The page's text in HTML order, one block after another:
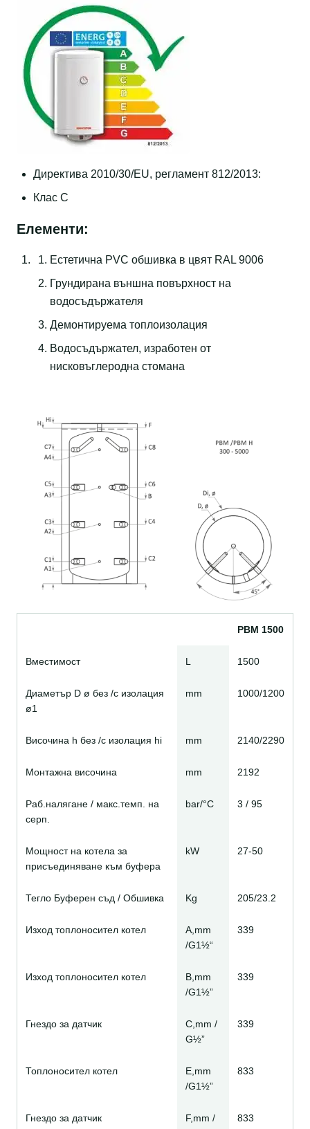
Директива 2010/30/EU, регламент 812/2013:
Клас C
Елементи:
Eстетична PVC обшивка в цвят RAL 9006
Грундирана външна повърхност на
водосъдържателя
Демонтируема топлоизолация
Водосъдържател, изработен от
нисковъглеродна стомана
PBM 1500
Вместимост L 1500
Диаметър D ø без /с изолация
ø1
mm 1000/1200
Височина h без /с изолация hi mm 2140/2290
Монтажна височина mm 2192
Раб.налягане / макс.темп. на
серп.
bar/°C 3 / 95
Мощност на котела за
присъединяване към буфера
kW 27-50
Тегло Буферен съд / Обшивка Kg 205/23.2
Изход топлоносител котел
A,mm
/G1½“
339
Изход топлоносител котел
B,mm
/G1½”
339
Гнездо за датчик
C,mm /
G½”
339
Топлоносител котел
E,mm
/G1½”
833
Гнездо за датчик
F,mm /
833